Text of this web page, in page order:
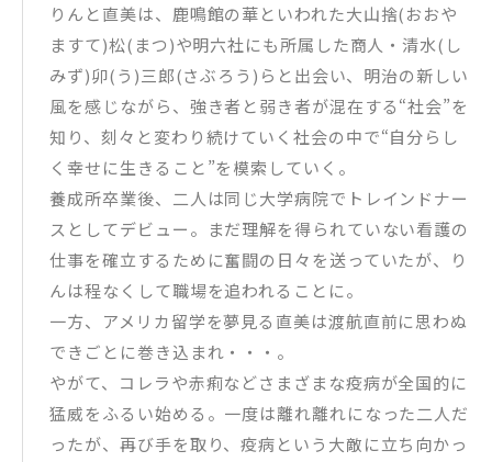
りんと直美は、鹿鳴館の華といわれた大山捨(おおや
ますて)松(まつ)や明六社にも所属した商人・清水(し
みず)卯(う)三郎(さぶろう)らと出会い、明治の新しい
風を感じながら、強き者と弱き者が混在する“社会”を
知り、刻々と変わり続けていく社会の中で“自分らし
く幸せに生きること”を模索していく。
養成所卒業後、二人は同じ大学病院でトレインドナー
スとしてデビュー。まだ理解を得られていない看護の
仕事を確立するために奮闘の日々を送っていたが、り
んは程なくして職場を追われることに。
一方、アメリカ留学を夢見る直美は渡航直前に思わぬ
できごとに巻き込まれ・・・。
やがて、コレラや赤痢などさまざまな疫病が全国的に
猛威をふるい始める。一度は離れ離れになった二人だ
ったが、再び手を取り、疫病という大敵に立ち向かっ